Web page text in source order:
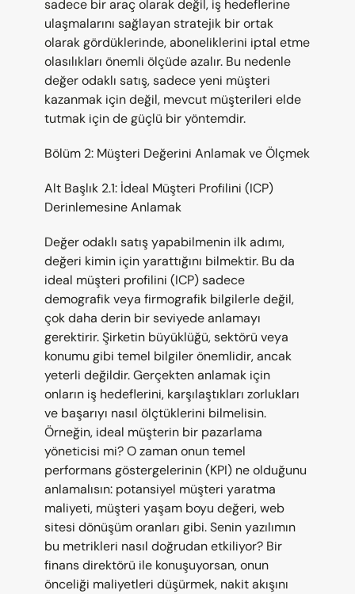
sadece bir araç olarak değil, iş hedeflerine
ulaşmalarını sağlayan stratejik bir ortak
olarak gördüklerinde, aboneliklerini iptal etme
olasılıkları önemli ölçüde azalır. Bu nedenle
değer odaklı satış, sadece yeni müşteri
kazanmak için değil, mevcut müşterileri elde
tutmak için de güçlü bir yöntemdir.
Bölüm 2: Müşteri Değerini Anlamak ve Ölçmek
Alt Başlık 2.1: İdeal Müşteri Profilini (ICP)
Derinlemesine Anlamak
Değer odaklı satış yapabilmenin ilk adımı,
değeri kimin için yarattığını bilmektir. Bu da
ideal müşteri profilini (ICP) sadece
demografik veya firmografik bilgilerle değil,
çok daha derin bir seviyede anlamayı
gerektirir. Şirketin büyüklüğü, sektörü veya
konumu gibi temel bilgiler önemlidir, ancak
yeterli değildir. Gerçekten anlamak için
onların iş hedeflerini, karşılaştıkları zorlukları
ve başarıyı nasıl ölçtüklerini bilmelisin.
Örneğin, ideal müşterin bir pazarlama
yöneticisi mi? O zaman onun temel
performans göstergelerinin (KPI) ne olduğunu
anlamalısın: potansiyel müşteri yaratma
maliyeti, müşteri yaşam boyu değeri, web
sitesi dönüşüm oranları gibi. Senin yazılımın
bu metrikleri nasıl doğrudan etkiliyor? Bir
finans direktörü ile konuşuyorsan, onun
önceliği maliyetleri düşürmek, nakit akışını